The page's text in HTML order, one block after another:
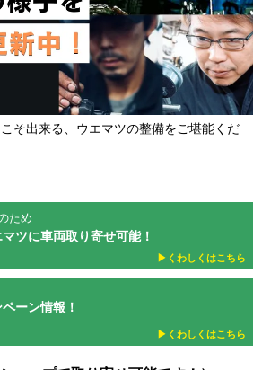
そ出来る、ウエマツの整備をご堪能くだ
ため
ツに車両取り寄せ可能！
▶︎くわしくはこちら
ーン情報！
▶︎くわしくはこちら